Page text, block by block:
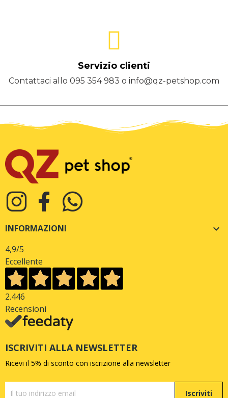
Servizio clienti
Contattaci allo 095 354 983 o info@qz-petshop.com
INFORMAZIONI 
4,9/5
Eccellente
2.446
Recensioni
ISCRIVITI ALLA NEWSLETTER
Ricevi il 5% di sconto con iscrizione alla newsletter
Iscriviti